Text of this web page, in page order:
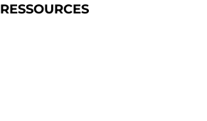
RESSOURCES